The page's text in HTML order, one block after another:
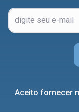
Aceito fornecer